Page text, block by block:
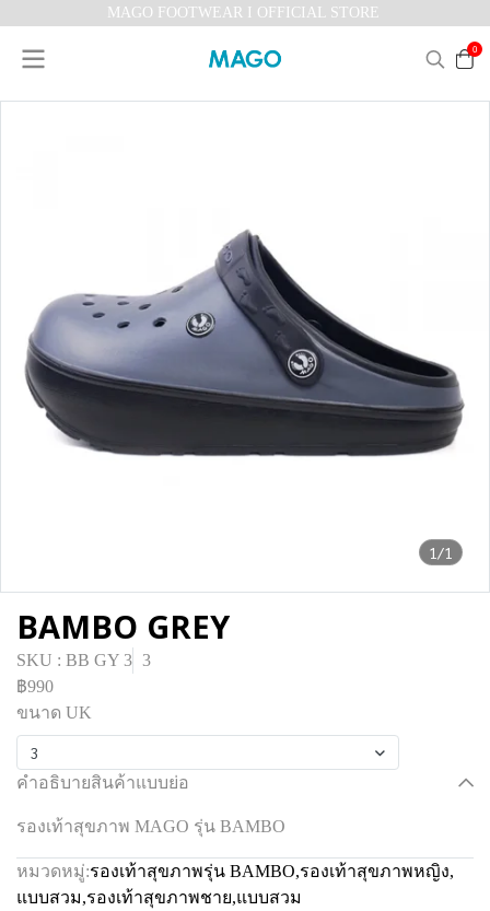
MAGO FOOTWEAR I OFFICIAL STORE
0
1/1
BAMBO GREY
SKU : BB GY 3 3
฿990
ขนาด UK
3
คำอธิบายสินค้าแบบย่อ
รองเท้าสุขภาพ MAGO รุ่น BAMBO
หมวดหมู่:รองเท้าสุขภาพรุ่น BAMBO,รองเท้าสุขภาพหญิง,
แบบสวม,รองเท้าสุขภาพชาย,แบบสวม